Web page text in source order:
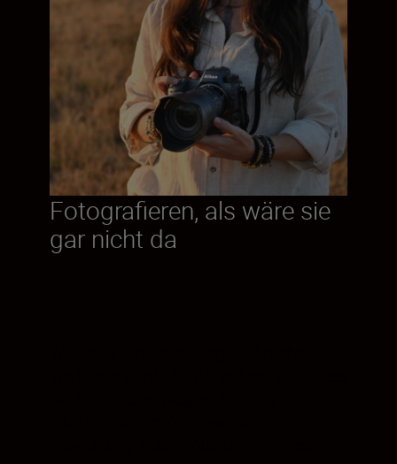
Fotografieren, als wäre sie
gar nicht da